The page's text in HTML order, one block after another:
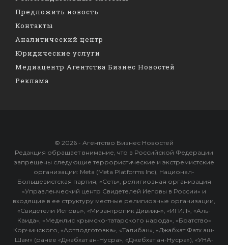
Предложить новость
Контакты
Аналитический центр
Юридические услуги
Медиацентр Агентства Бизнес Новостей
Реклама
© 2026 - Агентство Бизнес Новостей
Редакция обращает внимание, что в Российской Федерации
запрещены следующие террористические и экстремистские
организации: Meta (Meta Platforms Inc), Национал-
Большевистская партия, «Сеть», религиозная организация
«Управленческий центр Свидетелей Иеговы в России» и
входящие в ее структуру местные религиозные организации,
«Свидетели Иеговы», «Мизантропик Дивижн», «ИГИЛ», «Аль-
Каида», «Меджлис крымско-татарского народа», «Братство»
Корчинского, «Артподготовка», «Талибан», «Джабхат Фатх аш-
Шам» (ранее «Джабхат ан-Нусра», «Джебхат ан-Нусра»), «УНА-